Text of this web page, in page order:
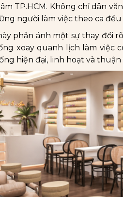
TP.HCM. Không chỉ dân
người làm việc theo ca
phản ánh một sự thay đổi
xoay quanh lịch làm việc
hiện đại, linh hoạt và thuận